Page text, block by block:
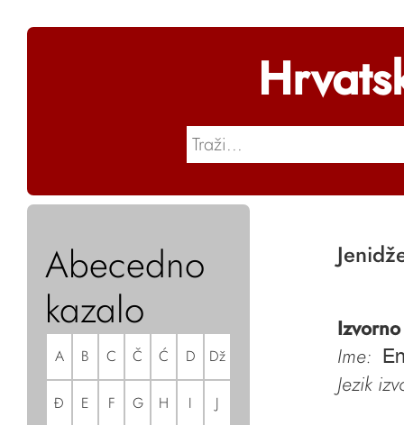
Abecedno
kazalo
A B C Č Ć D Dž
Đ E F G H I J
Ime:
Jezik